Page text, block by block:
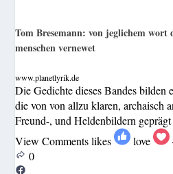
Tom Bresemann: von jeglichem wort
menschen vernewet
www.planetlyrik.de
Die Gedichte dieses Bandes bilden
die von von allzu klaren, archaisch
Freund-, und Heldenbildern geprägt
View Comments likes love
0